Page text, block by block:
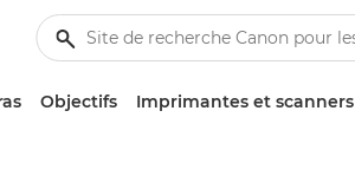
Objectifs Imprimantes et scanners